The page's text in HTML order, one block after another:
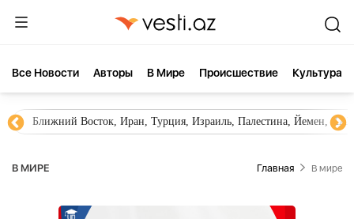
Все Новости Aвторы В Мире Происшествие Культура
Ближний Восток, Иран, Турция, Израиль, Палестина, Йемен,
В МИРЕ Главная В мире